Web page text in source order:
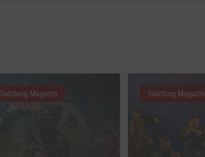
Salzburg Magazin Salzburg Magazin